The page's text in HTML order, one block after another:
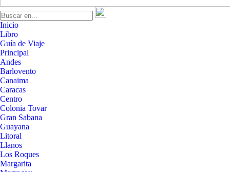
Inicio
Libro
Guía de Viaje
Principal
Andes
Barlovento
Canaima
Caracas
Centro
Colonia Tovar
Gran Sabana
Guayana
Litoral
Llanos
Los Roques
Margarita